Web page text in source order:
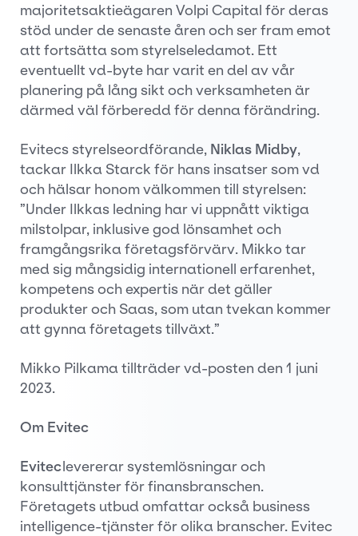
majoritetsaktieägaren Volpi Capital för deras
stöd under de senaste åren och ser fram emot
att fortsätta som styrelseledamot. Ett
eventuellt vd-byte har varit en del av vår
planering på lång sikt och verksamheten är
därmed väl förberedd för denna förändring.
Evitecs styrelseordförande, Niklas Midby,
tackar Ilkka Starck för hans insatser som vd
och hälsar honom välkommen till styrelsen:
”Under Ilkkas ledning har vi uppnått viktiga
milstolpar, inklusive god lönsamhet och
framgångsrika företagsförvärv. Mikko tar
med sig mångsidig internationell erfarenhet,
kompetens och expertis när det gäller
produkter och Saas, som utan tvekan kommer
att gynna företagets tillväxt.”
Mikko Pilkama tillträder vd-posten den 1 juni
2023.
Om Evitec
Evitec levererar systemlösningar och
konsulttjänster för finansbranschen.
Företagets utbud omfattar också business
intelligence-tjänster för olika branscher. Evitec